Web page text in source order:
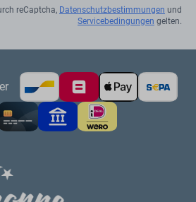
reCaptcha, Datenschutzbestimmungen und
Servicebedingungen gelten.